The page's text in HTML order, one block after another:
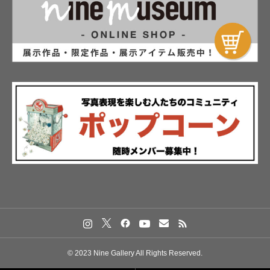
© 2023 Nine Gallery All Rights Reserved.